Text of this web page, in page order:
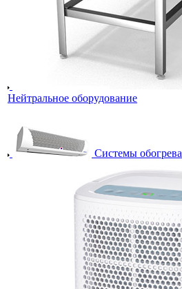
Нейтральное оборудование
Системы обогрева